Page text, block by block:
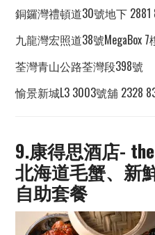
銅鑼灣禮頓道30號地下 2881
九龍灣宏照道38號MegaBox
荃灣青山公路荃灣段398號
愉景新城L3 3003號舖 2328
9.康得思酒店-
北海道毛蟹、新
自助套餐